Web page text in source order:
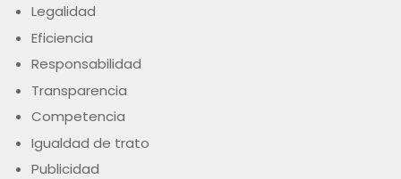
Legalidad
Eficiencia
Responsabilidad
Transparencia
Competencia
Igualdad de trato
Publicidad